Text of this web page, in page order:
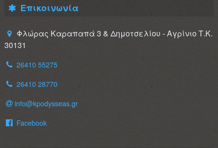
Επικοινωνία
Φλώρας Καραπαπά 3 & Δημοτσελίου - Αγρίνιο Τ.Κ.
30131
26410 55275
26410 28770
info@kpodysseas.gr
Facebook